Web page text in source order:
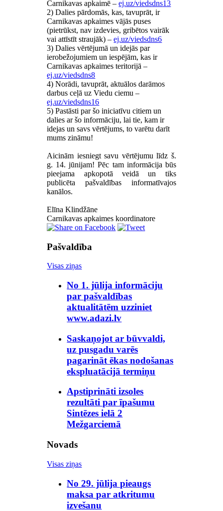
Carnikavas apkaimē –ej.uz/viedsdns13
2) Dalies pārdomās, kas, tavuprāt, ir
Carnikavas apkaimes vājās puses
(pietrūkst, nav izdevies, gribētos vairāk
vai attīstīt straujāk) –ej.uz/viedsdns6
3) Dalies vērtējumā un idejās par
ierobežojumiem un iespējām, kas ir
Carnikavas apkaimes teritorijā –
ej.uz/viedsdns8
4) Norādi, tavuprāt, aktuālos darāmos
darbus ceļā uz Viedu ciemu –
ej.uz/viedsdns16
5) Pastāsti par šo iniciatīvu citiem un
dalies ar šo informāciju, lai tie, kam ir
idejas un savs vērtējums, to varētu darīt
mums zināmu!
Aicinām iesniegt savu vērtējumu līdz š.
g. 14. jūnijam! Pēc tam informācija būs
pieejama apkopotā veidā un tiks
publicēta pašvaldības informatīvajos
kanālos.
Elīna Klindžāne
Carnikavas apkaimes koordinatore
Pašvaldība
Visas ziņas
No 1. jūlija informāciju
par pašvaldības
aktualitātēm uzziniet
www.adazi.lv
Saskaņojot ar būvvaldi,
uz pusgadu varēs
pagarināt ēkas nodošanas
ekspluatācijā termiņu
Apstiprināti izsoles
rezultāti par īpašumu
Sintēzes ielā 2
Mežgarciemā
Novads
Visas ziņas
No 29. jūlija pieaugs
maksa par atkritumu
izvešanu